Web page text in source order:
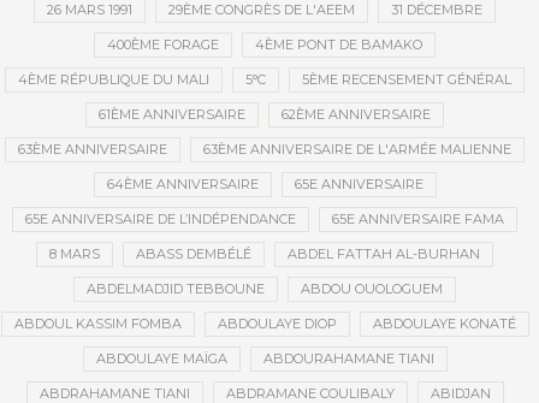
26 MARS 1991 29ÈME CONGRÈS DE L'AEEM 31 DÉCEMBRE
400ÈME FORAGE 4ÈME PONT DE BAMAKO
4ÈME RÉPUBLIQUE DU MALI 5°C 5ÈME RECENSEMENT GÉNÉRAL
61ÈME ANNIVERSAIRE 62ÈME ANNIVERSAIRE
63ÈME ANNIVERSAIRE 63ÈME ANNIVERSAIRE DE L'ARMÉE MALIENNE
64ÈME ANNIVERSAIRE 65E ANNIVERSAIRE
65E ANNIVERSAIRE DE L’INDÉPENDANCE 65E ANNIVERSAIRE FAMA
8 MARS ABASS DEMBÉLÉ ABDEL FATTAH AL-BURHAN
ABDELMADJID TEBBOUNE ABDOU OUOLOGUEM
ABDOUL KASSIM FOMBA ABDOULAYE DIOP ABDOULAYE KONATÉ
ABDOULAYE MAÏGA ABDOURAHAMANE TIANI
ABDRAHAMANE TIANI ABDRAMANE COULIBALY ABIDJAN